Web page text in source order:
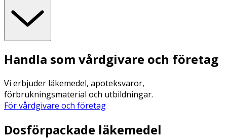
Handla som vårdgivare och företag
Vi erbjuder läkemedel, apoteksvaror,
förbrukningsmaterial och utbildningar.
För vårdgivare och företag
Dosförpackade läkemedel